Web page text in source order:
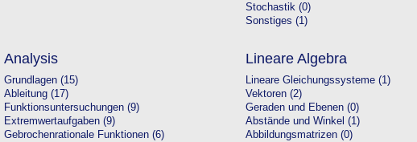
Stochastik (0)
Sonstiges (1)
Analysis
Grundlagen (15)
Ableitung (17)
Funktionsuntersuchungen (9)
Extremwertaufgaben (9)
Gebrochenrationale Funktionen (6)
Lineare Algebra
Lineare Gleichungssysteme (1)
Vektoren (2)
Geraden und Ebenen (0)
Abstände und Winkel (1)
Abbildungsmatrizen (0)